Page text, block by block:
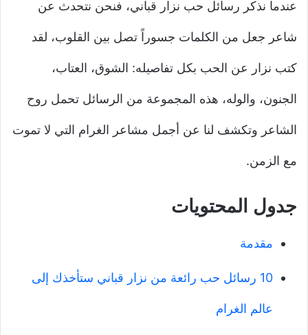
عندما نذكر رسائل حب نزار قباني، فنحن نتحدث عن
شاعر جعل من الكلمات جسوراً تصل بين القلوب، لقد
كتب نزار عن الحب بكل تفاصيله: الشوق، العتاب،
الجنون، والوله، هذه المجموعة من الرسائل تحمل روح
الشاعر وتكشف لنا عن أجمل مشاعر الغرام التي لا تموت
مع الزمن.
جدول المحتويات
مقدمة
10 رسائل حب رائعة من نزار قباني ستأخذك إلى
عالم الغرام